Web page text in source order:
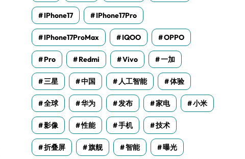
IPhone17 IPhone17Pro
IPhone17ProMax IQOO OPPO
Pro Redmi Vivo 一加
三星 中国 人工智能 体验
全球 华为 发布 家电 小米
影像 性能 手机 技术
折叠屏 旗舰 智能 曝光